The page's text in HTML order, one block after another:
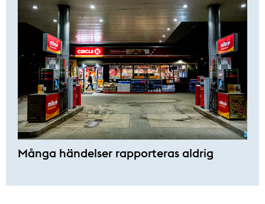
Många händelser rapporteras aldrig